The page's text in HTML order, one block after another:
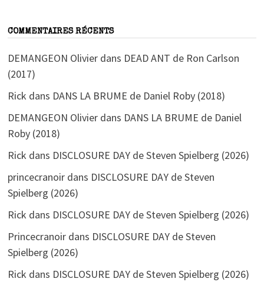
COMMENTAIRES RÉCENTS
DEMANGEON Olivierdans DEAD ANT de Ron Carlson
(2017)
Rick dans DANS LA BRUME de Daniel Roby (2018)
DEMANGEON Olivierdans DANS LA BRUME de Daniel
Roby (2018)
Rick dans DISCLOSURE DAY de Steven Spielberg (2026)
princecranoirdans DISCLOSURE DAY de Steven
Spielberg (2026)
Rick dans DISCLOSURE DAY de Steven Spielberg (2026)
Princecranoirdans DISCLOSURE DAY de Steven
Spielberg (2026)
Rick dans DISCLOSURE DAY de Steven Spielberg (2026)